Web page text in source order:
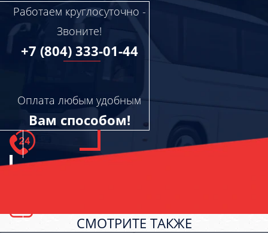
Работаем круглосуточно -
Звоните!
+7 (804) 333-01-44
Оплата любым удобным
Вам способом!
СМОТРИТЕ ТАКЖЕ